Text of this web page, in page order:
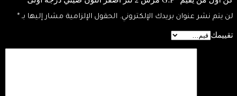
لن يتم نشر عنوان بريدك الإلكتروني. الحقول الإلزامية مشار إليها بـ *
تقييمك